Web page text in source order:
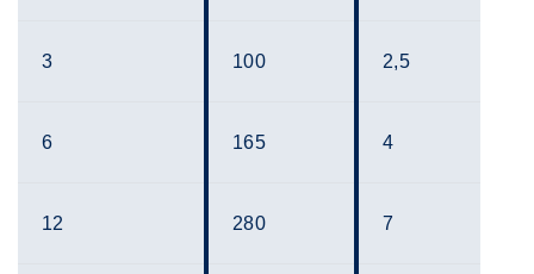
3 100 2,5
6 165 4
12 280 7